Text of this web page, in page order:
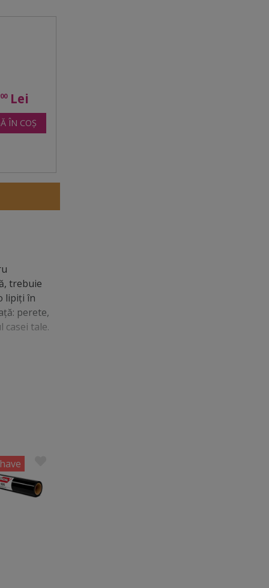
00Lei
ÎN COȘ
trebuie
lipiți în
perete,
casei tale.